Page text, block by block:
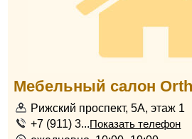
Мебельный салон
Рижский проспект, 5А, этаж 1
+7 (911) 3...Показать телефон